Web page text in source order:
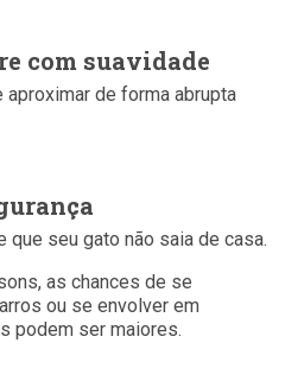
com suavidade
de forma abrupta
que seu gato não saia de casa.
as chances de se
ou se envolver em
podem ser maiores.